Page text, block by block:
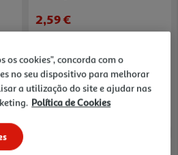
2,59 €
os cookies", concorda com o
no seu dispositivo para melhorar
a utilização do site e ajudar nas
Política de Cookies